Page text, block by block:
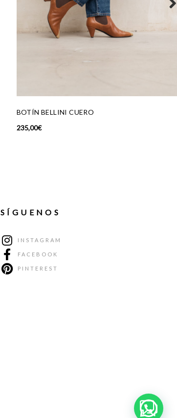
PENDIENTES RAYOS DORADO
32,00€
SÍGUENOS
INSTAGRAM
FACEBOOK
PINTEREST